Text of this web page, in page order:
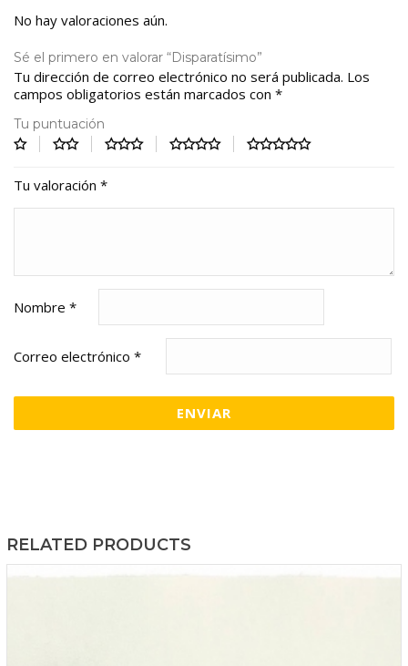
No hay valoraciones aún.
Sé el primero en valorar “Disparatísimo”
Tu dirección de correo electrónico no será publicada. Los
campos obligatorios están marcados con *
Tu puntuación
Tu valoración *
Nombre *
Correo electrónico *
RELATED PRODUCTS